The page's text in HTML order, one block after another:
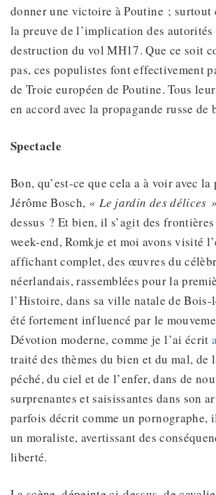
donner une victoire à Poutine ; surtout
la preuve de l’implication des autorités
destruction du vol MH17. Que ce soit
pas, ces populistes font effectivement
de Troie européen de Poutine. Tous
en accord avec la propagande russe de
Spectacle
Bon, qu’est-ce que cela a à voir avec la
Jérôme Bosch, « Le jardin des délices »
dessus ? Et bien, il s’agit des
week-end, Romkje et moi avons visité
affichant complet, des œuvres du
néerlandais, rassemblées pour la
l’Histoire, dans sa ville natale de Bois-
été fortement influencé par le
Dévotion moderne, comme je l’ai écrit
traité des thèmes du bien et du mal, de
péché, du ciel et de l’enfer, dans de
surprenantes et saisissantes dans son
parfois décrit comme un pornographe,
un moraliste, avertissant des
liberté.